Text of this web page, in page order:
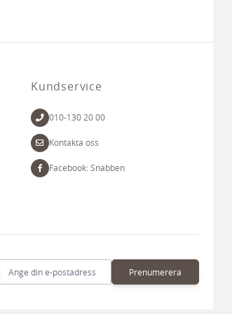
Kundservice
010-130 20 00
Kontakta oss
Facebook: Snabben
Prenumerera